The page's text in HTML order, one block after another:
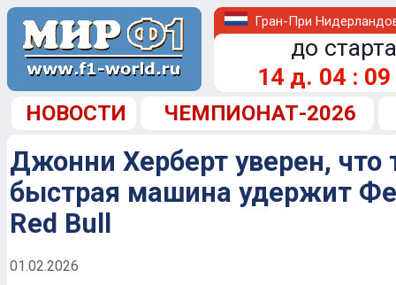
Гран-При
до
14 д. 04 : 09
НОВОСТИ ЧЕМПИОНАТ-2026
Джонни Херберт уверен, что
быстрая машина удержит
Red Bull
01.02.2026